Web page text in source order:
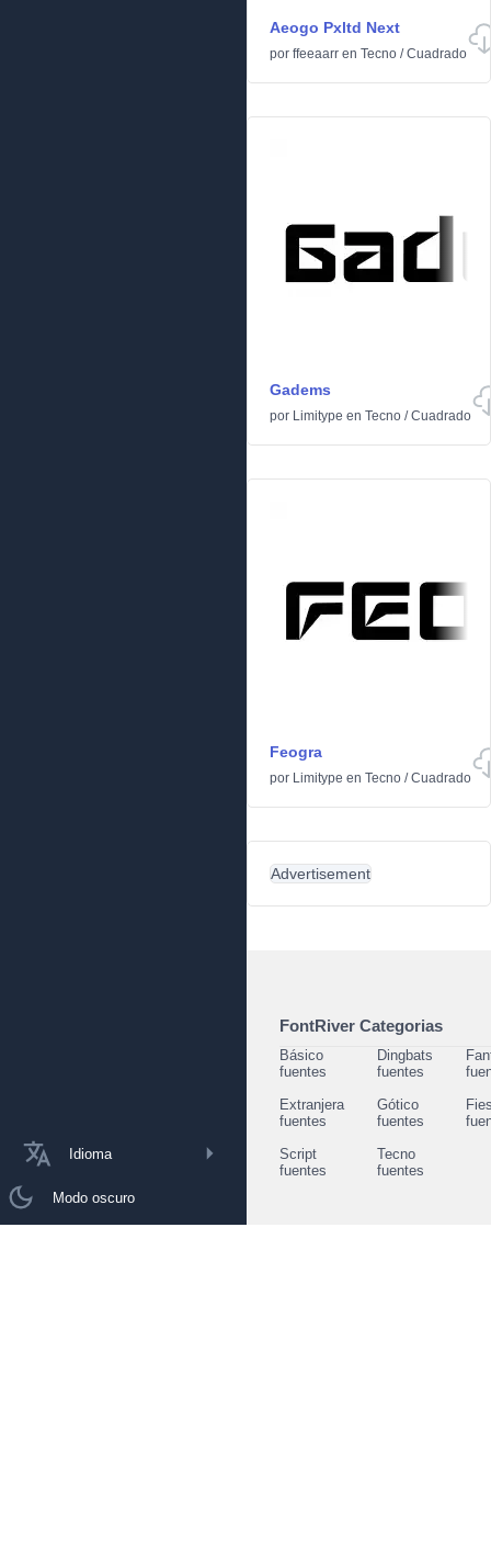
Idioma
Modo oscuro
Aeogo Pxltd Next
por ffeeaarr en Tecno /Cuadrado
Gadems
por Limitype en Tecno /Cuadrado
Feogra
por Limitype en Tecno /Cuadrado
Advertisement
FontRiver Categorias
Básico
fuentes
Dingbats
fuentes
Extranjera
fuentes
Gótico
fuentes
Script
fuentes
Tecno
fuentes